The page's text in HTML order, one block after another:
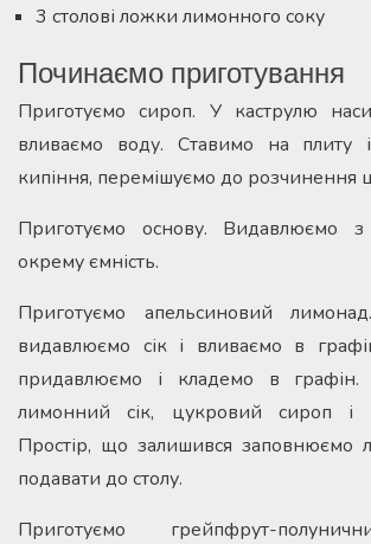
3 столові ложки лимонного соку
Починаємо приготування
Приготуємо сироп. У каструлю
вливаємо воду. Ставимо на плиту
кипіння, перемішуємо до розчинення
Приготуємо основу. Видавлюємо
окрему ємність.
Приготуємо апельсиновий
видавлюємо сік і вливаємо в
придавлюємо і кладемо в
лимонний сік, цукровий сироп і
Простір, що залишився заповнюємо
подавати до столу.
Приготуємо грейпфрут-